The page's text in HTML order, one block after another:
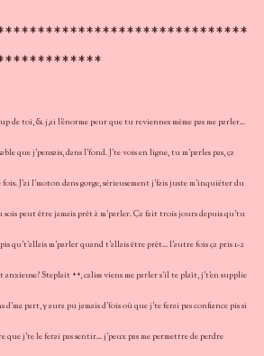
de toi, & j,ai l'énorme peur que tu reviennes même pas me parler...
que j'pensais, dans l'fond. J'te vois en ligne, tu m'parles pas, ça
J'ai l'moton dans gorge, sérieusement j'fais juste m'inquiéter du
sois peut être jamais prêt à m'parler. Ça fait trois jours depuis qu'tu
qu't'allais m'parler quand t'allais être prêt... l'autre fois ça pris 1-2
Steplait **, caliss viens me parler s'il te plaît, j't'en supplie
d'ma part, y aura pu jamais d'fois où que j'te ferai pas confiance pis si
j'te le ferai pas sentir... j'peux pas me permettre de perdre